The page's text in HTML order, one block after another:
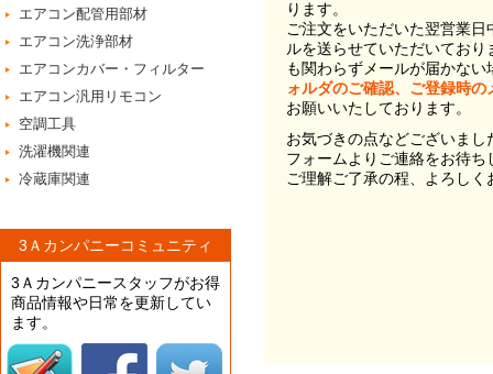
エアコン配管用部材
エアコン洗浄部材
エアコンカバー・フィルター
エアコン汎用リモコン
空調工具
洗濯機関連
冷蔵庫関連
3Ａカンパニーコミュニティ
3Ａカンパニースタッフがお得
商品情報や日常を更新してい
ます。
ります。
ご注文をいただいた翌営業
ルを送らせていただいてお
も関わらずメールが届かない
ォルダのご確認、ご登録時
お願いいたしております。
お気づきの点などございま
フォームよりご連絡をお待ち
ご理解ご了承の程、よろし